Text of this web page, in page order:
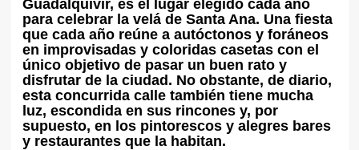
Guadalquivir, es el lugar elegido cada año
para celebrar la velá de Santa Ana. Una fiesta
que cada año reúne a autóctonos y foráneos
en improvisadas y coloridas casetas con el
único objetivo de pasar un buen rato y
disfrutar de la ciudad. No obstante, de diario,
esta concurrida calle también tiene mucha
luz, escondida en sus rincones y, por
supuesto, en los pintorescos y alegres bares
y restaurantes que la habitan.